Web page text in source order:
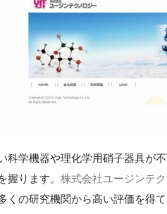
科学機器や理化学用硝子器具が
握ります。 株式会社ユージンテ
くの研究機関から高い評価を得